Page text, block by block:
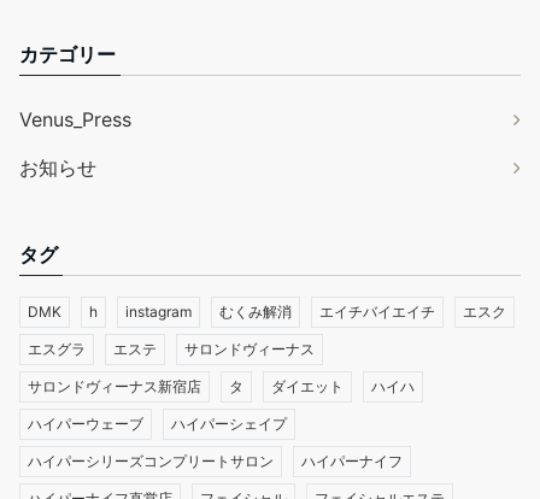
カテゴリー
Venus_Press
お知らせ
タグ
DMK h instagram むくみ解消 エイチバイエイチ エスク
エスグラ エステ サロンドヴィーナス
サロンドヴィーナス新宿店 タ ダイエット ハイハ
ハイパーウェーブ ハイパーシェイプ
ハイパーシリーズコンプリートサロン ハイパーナイフ